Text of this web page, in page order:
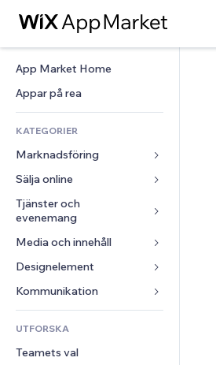
App Market Home
Appar på rea
KATEGORIER
Marknadsföring
Annonser
Mobil
Statistik
Sociala medier
SEO
Interaktioner
Listningar
E-post
Konvertering
Sälja online
Appar för butiker
Frakt och leverans
Sälj-knappar
Onlinekurser
Beställtryck
Redovisning
Kuponger och lojalitet
Lagerlösningar
Tjänster och
evenemang
Hotell
Evenemang
Restauranger
Fastigheter
Bokningar
Media och innehåll
Galleri
Musik
Podcasts
Fotografering
Video
Designelement
Kartor och navigering
Integritet och säkerhet
Klocka
Sidmallar
Formulär
Undersökningar
UTFORSKA
Teamets val